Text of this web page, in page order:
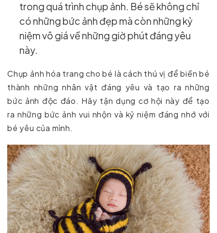
trong quá trình chụp ảnh. Bé sẽ không chỉ
có những bức ảnh đẹp mà còn những kỷ
niệm vô giá về những giờ phút đáng yêu
này.
Chụp ảnh hóa trang cho bé là cách thú vị để biến bé
thành những nhân vật đáng yêu và tạo ra những
bức ảnh độc đáo. Hãy tận dụng cơ hội này để tạo
ra những bức ảnh vui nhộn và kỷ niệm đáng nhớ với
bé yêu của mình.